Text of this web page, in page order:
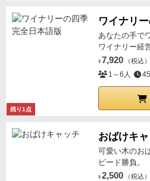
残り1点
ワイナリ
あなたの手で
ワイナリー経
¥ 7,920 （税込）
1～6人
おばけキ
可愛い木のお
ピード勝負。
¥ 2,500 （税込）